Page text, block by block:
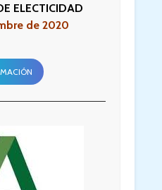
ELECTICIDAD
de 2020